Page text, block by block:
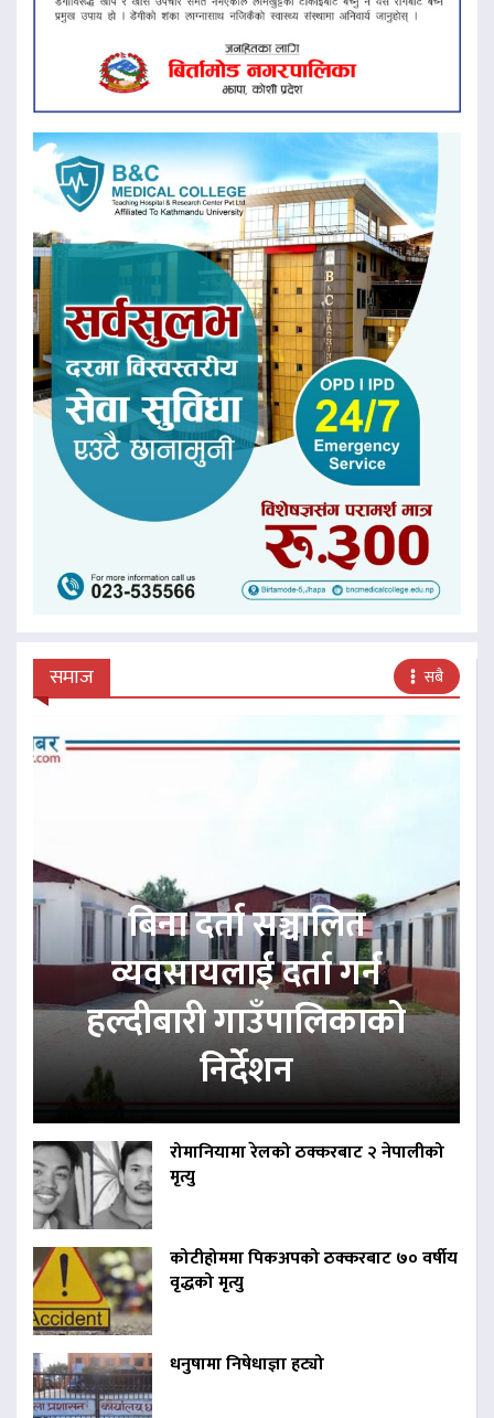
समाज सबै
बिना दर्ता सञ्चालित
व्यवसायलाई दर्ता गर्न
हल्दीबारी गाउँपालिकाको
निर्देशन
रोमानियामा रेलको ठक्करबाट २ नेपालीको
मृत्यु
कोटीहोममा पिकअपको ठक्करबाट ७० वर्षीय
वृद्धको मृत्यु
धनुषामा निषेधाज्ञा हट्यो